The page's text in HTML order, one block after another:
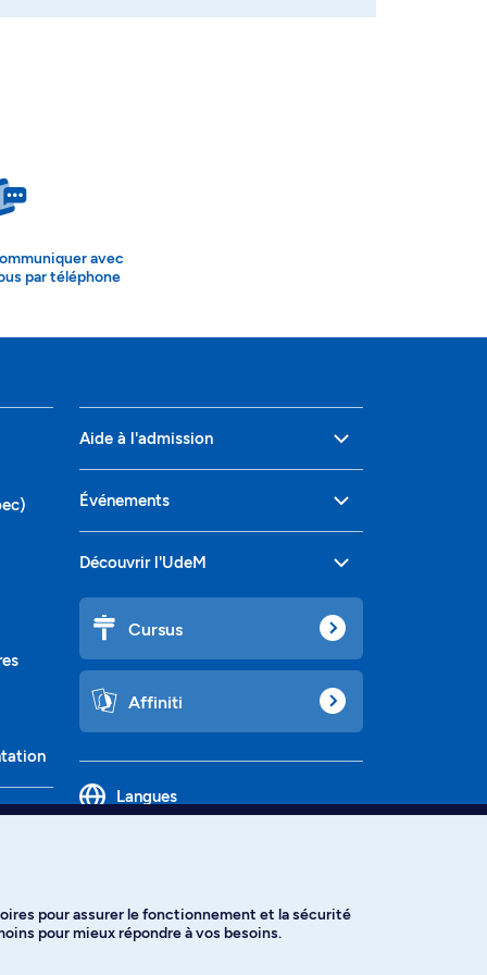
avec
par téléphone
Aide à l'admission
Événements
Découvrir l'UdeM
Cursus
Affiniti
Langues
pour assurer le fonctionnement et la sécurité
pour mieux répondre à vos besoins.